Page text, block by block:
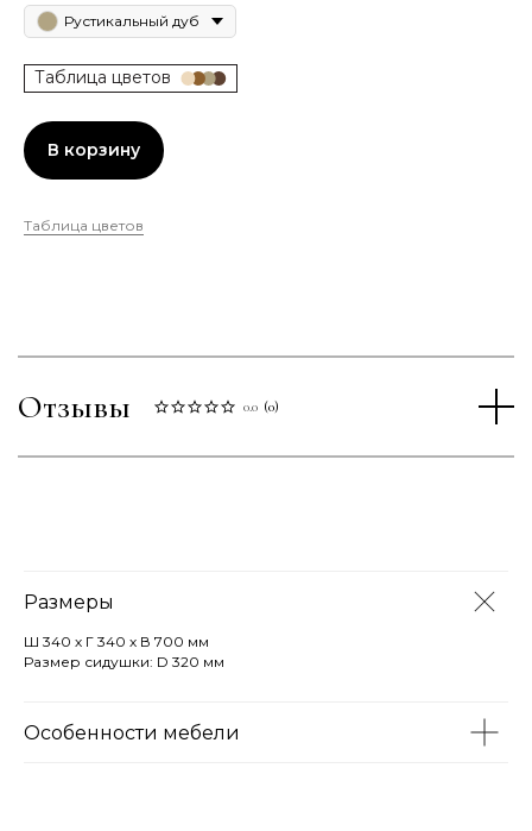
Рустикальный дуб
Таблица цветов
В корзину
Таблица цветов
Отзывы 0.0 (0)
Размеры
Ш 340 х Г 340 х В 700 мм
Размер сидушки: D 320 мм
Особенности мебели